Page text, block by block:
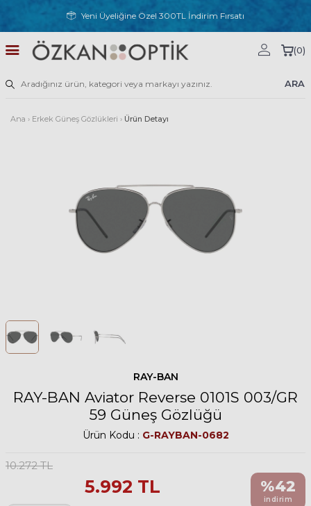
Yeni Üyeliğine Özel 300TL İndirim Fırsatı
ARA
(0)
Ana › Erkek Güneş Gözlükleri › Ürün Detayı
RAY-BAN
RAY-BAN Aviator Reverse 0101S 003/GR
59 Güneş Gözlüğü
Ürün Kodu : G-RAYBAN-0682
10.272TL
5.992 TL %42
indirim